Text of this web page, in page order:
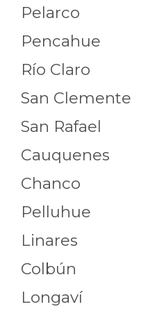
Pelarco
Pencahue
Río Claro
San Clemente
San Rafael
Cauquenes
Chanco
Pelluhue
Linares
Colbún
Longaví